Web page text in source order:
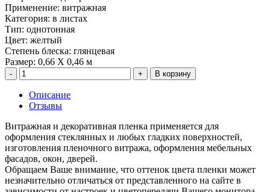
Применение: витражная
Категория: в листах
Тип: однотонная
Цвет: желтый
Степень блеска: глянцевая
Размер: 0,66 Х 0,46 м
В корзину
Описание
Отзывы
Витражная и декоративная пленка применяется для
оформления стеклянных и любых гладких поверхностей,
изготовления пленочного витража, оформления мебельных
фасадов, окон, дверей.
Обращаем Ваше внимание, что оттенок цвета пленки может
незначительно отличаться от представленного на сайте в